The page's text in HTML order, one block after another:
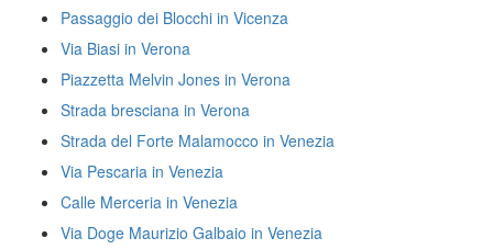
Passaggio dei Blocchi in Vicenza
Via Biasi in Verona
Piazzetta Melvin Jones in Verona
Strada bresciana in Verona
Strada del Forte Malamocco in Venezia
Via Pescaria in Venezia
Calle Merceria in Venezia
Via Doge Maurizio Galbaio in Venezia